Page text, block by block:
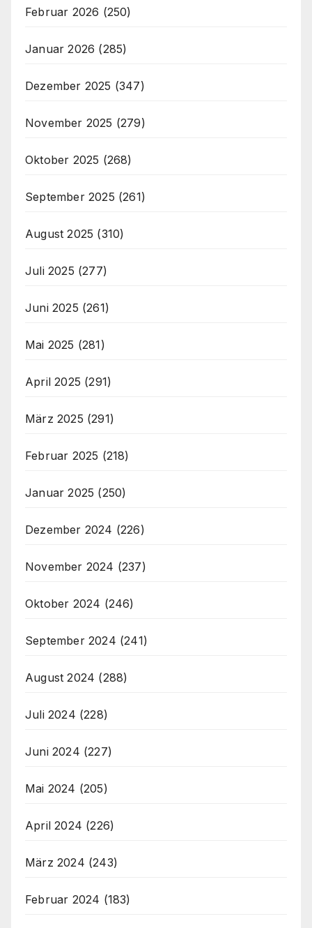
Februar 2026 (250)
Januar 2026 (285)
Dezember 2025 (347)
November 2025 (279)
Oktober 2025 (268)
September 2025 (261)
August 2025 (310)
Juli 2025 (277)
Juni 2025 (261)
Mai 2025 (281)
April 2025 (291)
März 2025 (291)
Februar 2025 (218)
Januar 2025 (250)
Dezember 2024 (226)
November 2024 (237)
Oktober 2024 (246)
September 2024 (241)
August 2024 (288)
Juli 2024 (228)
Juni 2024 (227)
Mai 2024 (205)
April 2024 (226)
März 2024 (243)
Februar 2024 (183)